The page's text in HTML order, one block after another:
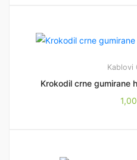
Kablovi
Krokodil crne gumirane
1,00